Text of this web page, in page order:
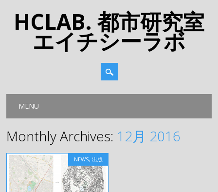
HCLAB. 都市研究室
エイチシーラボ
Main menu
MENU
Monthly Archives: 12月 2016
NEWS,出版